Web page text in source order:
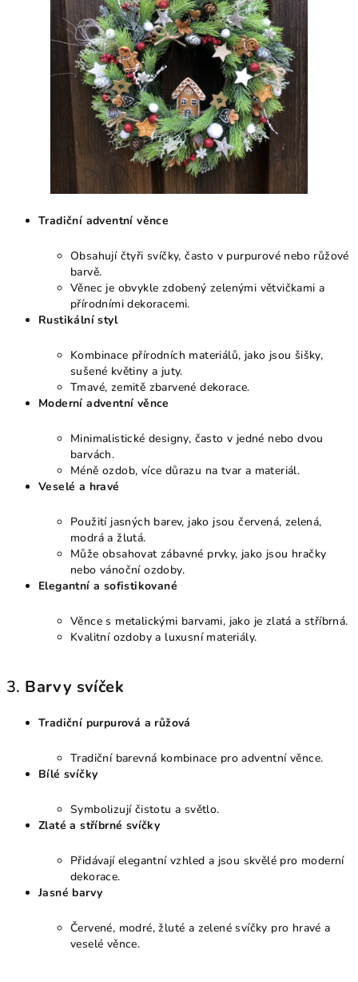
Tradiční adventní věnce
Obsahují čtyři svíčky, často v purpurové nebo růžové
barvě.
Věnec je obvykle zdobený zelenými větvičkami a
přírodními dekoracemi.
Rustikální styl
Kombinace přírodních materiálů, jako jsou šišky,
sušené květiny a juty.
Tmavé, zemitě zbarvené dekorace.
Moderní adventní věnce
Minimalistické designy, často v jedné nebo dvou
barvách.
Méně ozdob, více důrazu na tvar a materiál.
Veselé a hravé
Použití jasných barev, jako jsou červená, zelená,
modrá a žlutá.
Může obsahovat zábavné prvky, jako jsou hračky
nebo vánoční ozdoby.
Elegantní a sofistikované
Věnce s metalickými barvami, jako je zlatá a stříbrná.
Kvalitní ozdoby a luxusní materiály.
3. Barvy svíček
Tradiční purpurová a růžová
Tradiční barevná kombinace pro adventní věnce.
Bílé svíčky
Symbolizují čistotu a světlo.
Zlaté a stříbrné svíčky
Přidávají elegantní vzhled a jsou skvělé pro moderní
dekorace.
Jasné barvy
Červené, modré, žluté a zelené svíčky pro hravé a
veselé věnce.